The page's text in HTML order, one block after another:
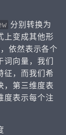
分别转换为
上变成其他形
依然表示各个
词向量，我们
征，而我们希
，第三维度表
度表示每个注